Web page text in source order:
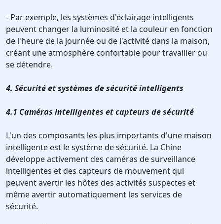
- Par exemple, les systèmes d'éclairage intelligents
peuvent changer la luminosité et la couleur en fonction
de l'heure de la journée ou de l'activité dans la maison,
créant une atmosphère confortable pour travailler ou
se détendre.
4. Sécurité et systèmes de sécurité intelligents
4.1 Caméras intelligentes et capteurs de sécurité
L'un des composants les plus importants d'une maison
intelligente est le système de sécurité. La Chine
développe activement des caméras de surveillance
intelligentes et des capteurs de mouvement qui
peuvent avertir les hôtes des activités suspectes et
même avertir automatiquement les services de
sécurité.